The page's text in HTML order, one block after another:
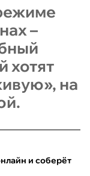
–
хотят
на
и соберёт